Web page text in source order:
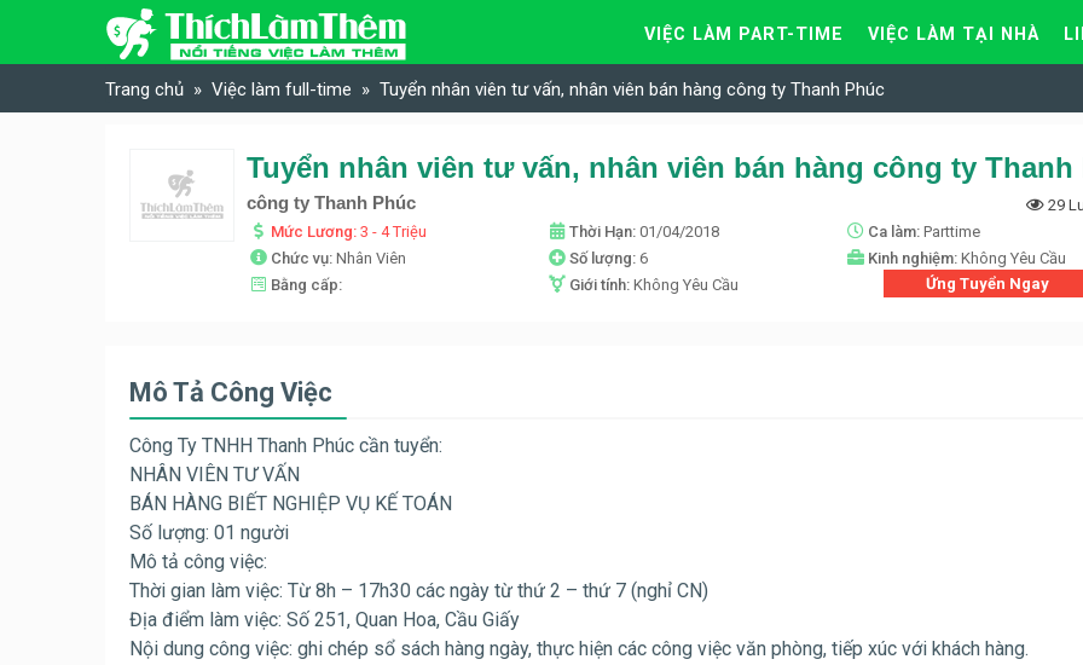
Skip to content
VIỆC LÀM PART-TIME VIỆC LÀM TẠI NHÀ
Trang chủ Việc làm full-time Tuyển nhân viên tư vấn, nhân viên bán hàng công ty Thanh Phúc
công ty Thanh Phúc
29
Mức Lương: 3 - 4 Triệu Thời Hạn: 01/04/2018 Ca làm: Parttime
Chức vụ: Nhân Viên Số lượng: 6 Kinh nghiệm: Không Yêu Cầu
Bằng cấp:
Giới tính: Không Yêu Cầu Ứng Tuyển Ngay
Mô Tả Công Việc
Công Ty TNHH Thanh Phúc cần tuyển:
NHÂN VIÊN TƯ VẤN
BÁN HÀNG BIẾT NGHIỆP VỤ KẾ TOÁN
Số lượng: 01 người
Mô tả công việc:
Thời gian làm việc: Từ 8h – 17h30 các ngày từ thứ 2 – thứ 7 (nghỉ CN)
Địa điểm làm việc: Số 251, Quan Hoa, Cầu Giấy
Nội dung công việc: ghi chép sổ sách hàng ngày, thực hiện các công việc văn phòng, tiếp xúc với khách hàng.